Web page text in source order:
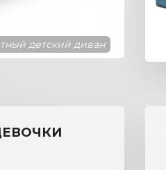
детский диван